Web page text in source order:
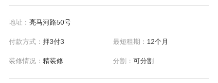
地址： 亮马河路50号
付款方式： 押3付3 最短租期： 12个月
装修情况： 精装修 分割：可分割